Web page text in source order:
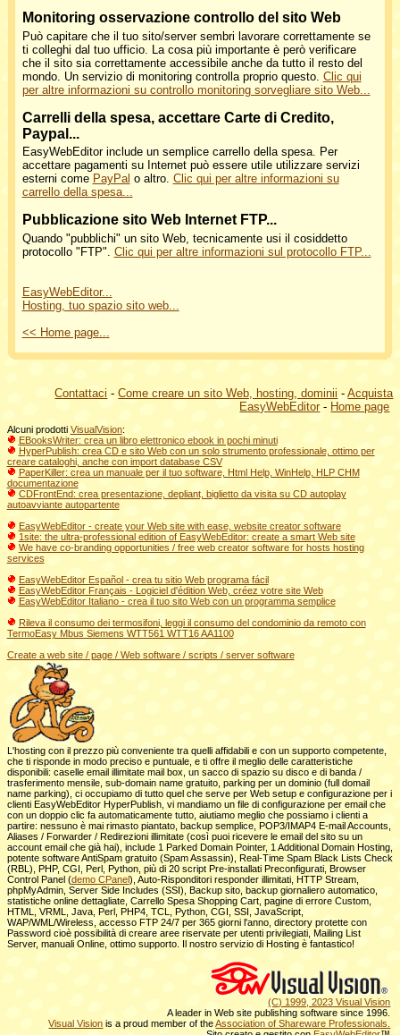
Monitoring osservazione controllo del sito Web
Può capitare che il tuo sito/server sembri lavorare correttamente se
ti colleghi dal tuo ufficio. La cosa più importante è però verificare
che il sito sia correttamente accessibile anche da tutto il resto del
mondo. Un servizio di monitoring controlla proprio questo. Clic qui
per altre informazioni su controllo monitoring sorvegliare sito Web...
Carrelli della spesa, accettare Carte di Credito,
Paypal...
EasyWebEditor include un semplice carrello della spesa. Per
accettare pagamenti su Internet può essere utile utilizzare servizi
esterni come PayPal o altro. Clic qui per altre informazioni su
carrello della spesa...
Pubblicazione sito Web Internet FTP...
Quando "pubblichi" un sito Web, tecnicamente usi il cosiddetto
protocollo "FTP". Clic qui per altre informazioni sul protocollo FTP...
EasyWebEditor...
Hosting, tuo spazio sito web...
<< Home page...
Contattaci -Come creare un sito Web, hosting, dominii -Acquista
EasyWebEditor- Home page
Alcuni prodotti VisualVision:
EBooksWriter: crea un libro elettronico ebook in pochi minuti
HyperPublish: crea CD e sito Web con un solo strumento professionale, ottimo per
creare cataloghi, anche con import database CSV
PaperKiller: crea un manuale per il tuo software, Html Help, WinHelp, HLP CHM
documentazione
CDFrontEnd: crea presentazione, depliant, biglietto da visita su CD autoplay
autoavviante autopartente
EasyWebEditor - create your Web site with ease, website creator software
1site: the ultra-professional edition of EasyWebEditor: create a smart Web site
We have co-branding opportunities / free web creator software for hosts hosting
services
EasyWebEditor Español - crea tu sitio Web programa fácil
EasyWebEditor Français - Logiciel d'édition Web, créez votre site Web
EasyWebEditor Italiano - crea il tuo sito Web con un programma semplice
Rileva il consumo dei termosifoni, leggi il consumo del condominio da remoto con
TermoEasy Mbus Siemens WTT561 WTT16 AA1100
Create a web site / page / Web software / scripts / server software
L'hosting con il prezzo più conveniente tra quelli affidabili e con un supporto competente,
che ti risponde in modo preciso e puntuale, e ti offre il meglio delle caratteristiche
disponibili: caselle email illimitate mail box, un sacco di spazio su disco e di banda /
trasferimento mensile, sub-domain name gratuito, parking per un dominio (full domail
name parking), ci occupiamo di tutto quel che serve per Web setup e configurazione per i
clienti EasyWebEditor HyperPublish, vi mandiamo un file di configurazione per email che
con un doppio clic fa automaticamente tutto, aiutiamo meglio che possiamo i clienti a
partire: nessuno è mai rimasto piantato, backup semplice, POP3/IMAP4 E-mail Accounts,
Aliases / Forwarder / Redirezioni illimitate (così puoi ricevere le email del sito su un
account email che già hai), include 1 Parked Domain Pointer, 1 Additional Domain Hosting,
potente software AntiSpam gratuito (Spam Assassin), Real-Time Spam Black Lists Check
(RBL), PHP, CGI, Perl, Python, più di 20 script Pre-installati Preconfigurati, Browser
Control Panel (demo CPanel), Auto-Risponditori responder illimitati, HTTP Stream,
phpMyAdmin, Server Side Includes (SSI), Backup sito, backup giornaliero automatico,
statistiche online dettagliate, Carrello Spesa Shopping Cart, pagine di errore Custom,
HTML, VRML, Java, Perl, PHP4, TCL, Python, CGI, SSI, JavaScript,
WAP/WML/Wireless, accesso FTP 24/7 per 365 giorni l'anno, directory protette con
Password cioè possibilità di creare aree riservate per utenti privilegiati, Mailing List
Server, manuali Online, ottimo supporto. Il nostro servizio di Hosting è fantastico!
(C) 1999, 2023 Visual Vision
A leader in Web site publishing software since 1996.
Visual Vision is a proud member of theAssociation of Shareware Professionals.